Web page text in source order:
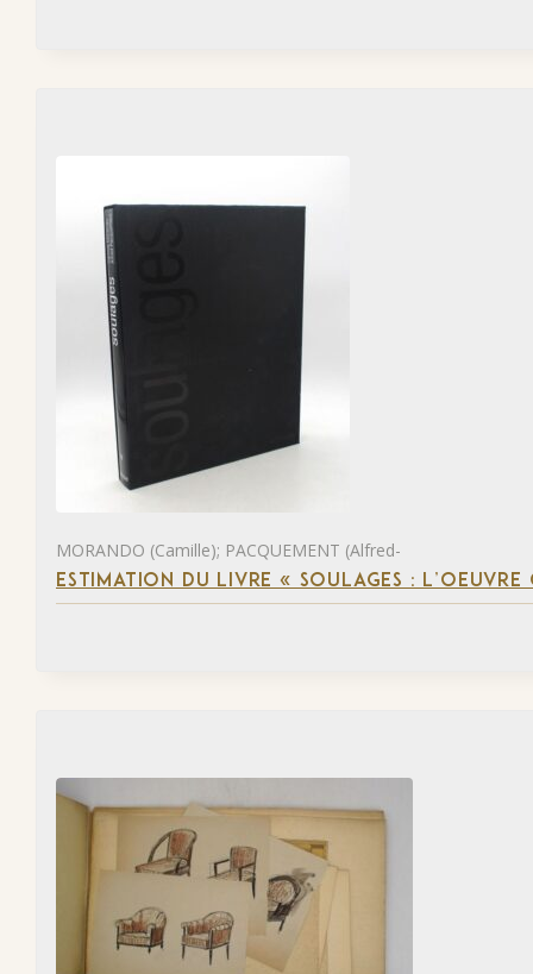
MORANDO (Camille); PACQUEMENT (Alfred-
ESTIMATION DU LIVRE « SOULAGES :